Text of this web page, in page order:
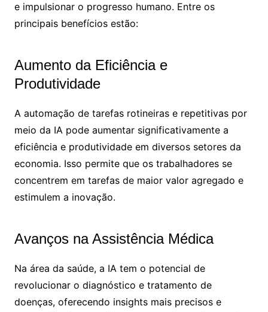
e impulsionar o progresso humano. Entre os
principais benefícios estão:
Aumento da Eficiência e
Produtividade
A automação de tarefas rotineiras e repetitivas por
meio da IA pode aumentar significativamente a
eficiência e produtividade em diversos setores da
economia. Isso permite que os trabalhadores se
concentrem em tarefas de maior valor agregado e
estimulem a inovação.
Avanços na Assistência Médica
Na área da saúde, a IA tem o potencial de
revolucionar o diagnóstico e tratamento de
doenças, oferecendo insights mais precisos e